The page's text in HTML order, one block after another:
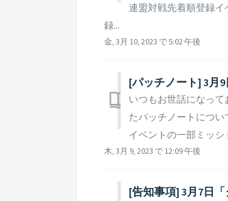
連盟対戦先着順登録
録...
金, 3月 10, 2023 で 5:02 午後
[パッチノート] 3月
いつもお世話になっ
たパッチノートにつ
イベントの一部ミッ
木, 3月 9, 2023 で 12:09 午後